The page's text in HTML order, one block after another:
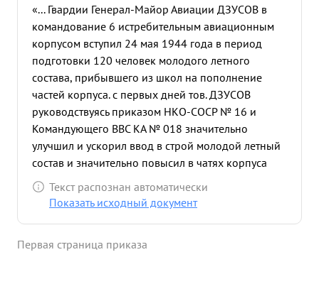
«... Гвардии Генерал-Майор Авиации ДЗУСОВ в
командование 6 истребительным авиационным
корпусом вступил 24 мая 1944 года в период
подготовки 120 человек молодого летного
состава, прибывшего из школ на пополнение
частей корпуса. с первых дней тов. ДЗУСОВ
руководствуясь приказом НКО-СОСР № 16 и
Командующего ВВС КА № 018 значительно
улучшил и ускорил ввод в строй молодой летный
состав и значительно повысил в чатях корпуса
дисциплину и боеспособность летного состава. в
период летних наступательных операции 1
строил боевую работу корпуса, хорошо
Текст распознан автоматически
Показать исходный документ
Первая страница приказа